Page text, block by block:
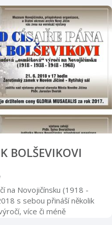
kdy jednotlivé farnosti
a dnech vybrané kostely. V
kostel Narození Panny
1.5. 2018 do 31.10.
do 12.00 a od 13.00
do 17.00 hod. Po dobu
proškolení průvodc
BOLŠEVIKOVI
na Novojičínsku (1918 -
s sebou přináší několik
více či méně